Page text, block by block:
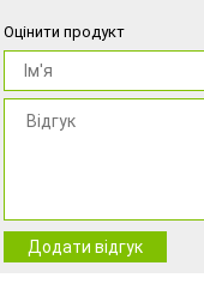
Оцінити продукт
Додати відгук